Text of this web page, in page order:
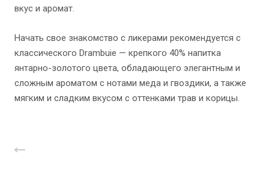
вкус и аромат.
Начать свое знакомство с ликерами рекомендуется с
классического Drambuie — крепкого 40% напитка
янтарно-золотого цвета, обладающего элегантным и
сложным ароматом с нотами меда и гвоздики, а также
мягким и сладким вкусом с оттенками трав и корицы.